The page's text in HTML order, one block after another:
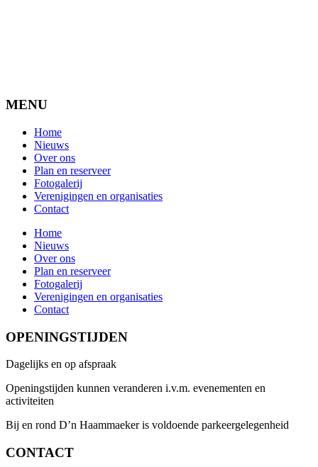
MENU
Home
Nieuws
Over ons
Plan en reserveer
Fotogalerij
Verenigingen en organisaties
Contact
Home
Nieuws
Over ons
Plan en reserveer
Fotogalerij
Verenigingen en organisaties
Contact
OPENINGSTIJDEN
Dagelijks en op afspraak
Openingstijden kunnen veranderen i.v.m. evenementen en
activiteiten
Bij en rond D’n Haammaeker is voldoende parkeergelegenheid
CONTACT